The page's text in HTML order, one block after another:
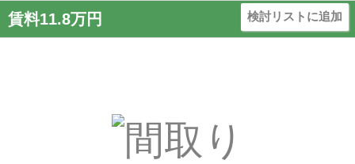
賃料11.8万円
検討リストに追加